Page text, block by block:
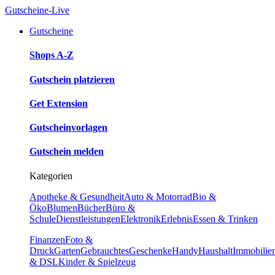
Gutscheine-Live
Gutscheine
Shops A-Z
Gutschein platzieren
Get Extension
Gutscheinvorlagen
Gutschein melden
Kategorien
Apotheke & GesundheitAuto & MotorradBio &
ÖkoBlumenBücherBüro &
SchuleDienstleistungenElektronikErlebnisEssen & Trinken
FinanzenFoto &
DruckGartenGebrauchtesGeschenkeHandyHaushalt
& DSLKinder & Spielzeug